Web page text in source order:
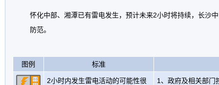
怀化中部、湘潭已有雷电发生，预计未来2小时将持续，长沙
防范。
图例 标准
2小时内发生雷电活动的可能性很
1、政府及相关部门